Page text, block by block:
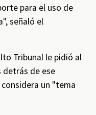
para el uso de
señaló el
Tribunal le pidió al
detrás de ese
un "tema